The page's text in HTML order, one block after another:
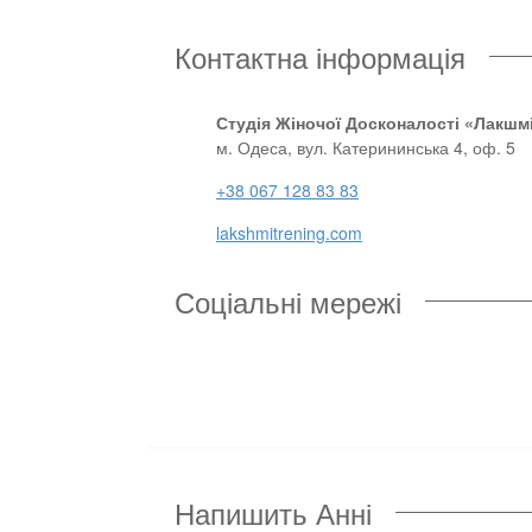
Контактна інформація
Студія Жіночої Досконалості
м. Одеса, вул. Катерининська 4, оф. 5
+38 067 128 83 83
lakshmitrening.com
Соціальні мережі
Напишить Анні